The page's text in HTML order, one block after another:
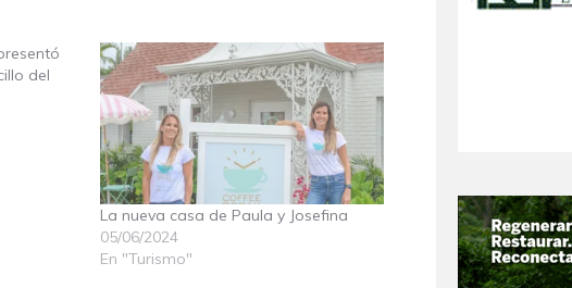
del
La nueva casa de Paula y Josefina
05/06/2024
En "Turismo"